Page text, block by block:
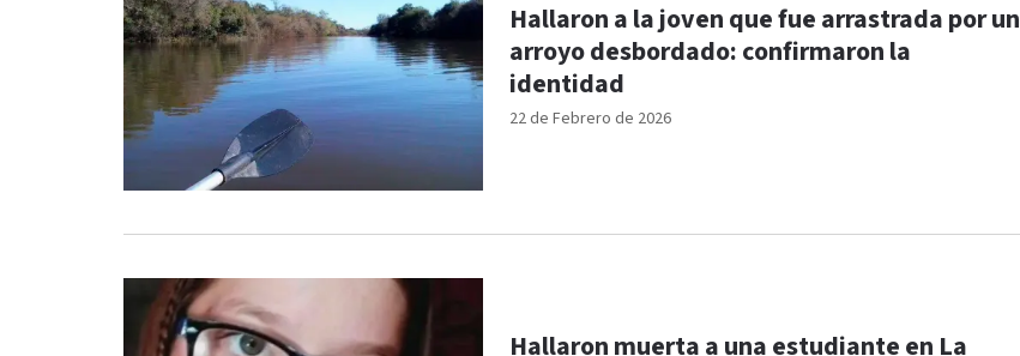
22 de Febrero de 2026
Hallaron a la joven que fue arrastrada por un
arroyo desbordado: confirmaron la
identidad
Hallaron muerta a una estudiante en La